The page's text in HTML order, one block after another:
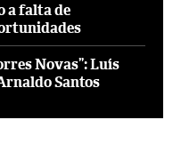
a falta de
Novas”: Luís
Santos